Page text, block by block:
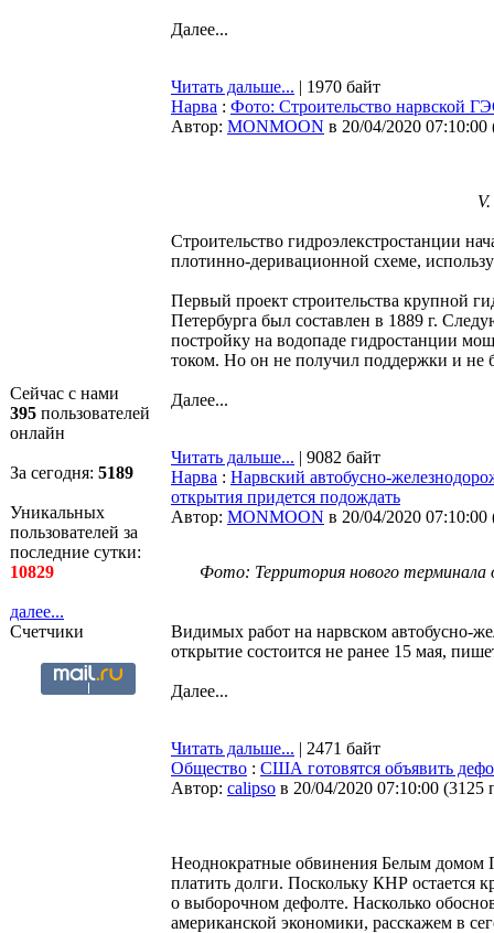
Сейчас с нами
395 пользователей
онлайн
За сегодня: 5189
Уникальных
пользователей за
последние сутки:
10829
далее...
Счетчики
Далее...
Читать дальше... | 1970 байт
Нарва : Фото: Строительство нарвской
Автор: MONMOON в 20/04/2020 07:10:00
Строительство гидроэлекстростанции
плотинно-деривационной схеме,
Первый проект строительства крупной
Петербурга был составлен в 1889 г.
постройку на водопаде гидростанции
током. Но он не получил поддержки и не
Далее...
Читать дальше... | 9082 байт
Нарва : Нарвский автобусно-
открытия придется подождать
Автор: MONMOON в 20/04/2020 07:10:00
Фото: Территория нового терминала
Видимых работ на нарвском автобусно-
открытие состоится не ранее 15 мая,
Далее...
Читать дальше... | 2471 байт
Общество : США готовятся объявить
Автор: calipso в 20/04/2020 07:10:00 (3125
Неоднократные обвинения Белым домом
платить долги. Поскольку КНР
о выборочном дефолте. Насколько
американской экономики, расскажем в